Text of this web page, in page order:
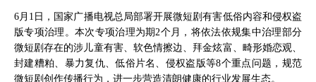
6月1日，国家广播电视总局部署开展微短剧有害低俗内容和侵权盗
版专项治理。本次专项治理为期2个月，将依法依规集中治理部分
微短剧存在的涉儿童有害、软色情擦边、拜金炫富、畸形婚恋观、
封建糟粕、暴力复仇、低俗片名、侵权盗版等8个重点问题，规范
微短剧创作传播行为，进一步营造清朗健康的行业发展生态。